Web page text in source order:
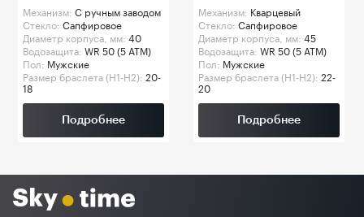
Механизм: C ручным заводом
Стекло: Сапфировое
Диаметр корпуса, мм: 40
Водозащита: WR 50 (5 ATM)
Пол: Мужские
Размер браслета (H1-H2): 20-
18
Подробнее
Механизм: Кварцевый
Стекло: Сапфировое
Диаметр корпуса, мм: 45
Водозащита: WR 50 (5 ATM)
Пол: Мужские
Размер браслета (H1-H2): 22-
20
Подробнее